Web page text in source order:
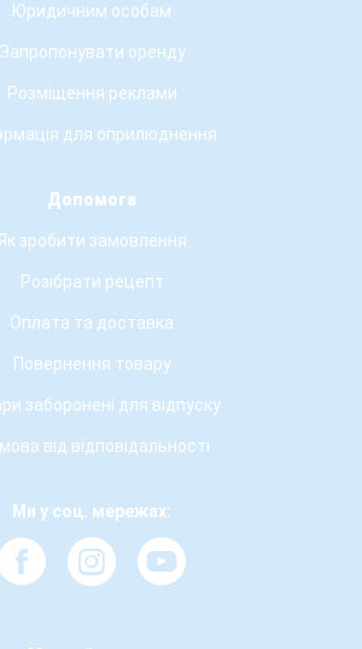
Юридичним особам
Запропонувати оренду
Розміщення реклами
для оприлюднення
Допомога
Як зробити замовлення
Розібрати рецепт
Оплата та доставка
Повернення товару
заборонені для відпуску
від відповідальності
Ми у соц. мережах: